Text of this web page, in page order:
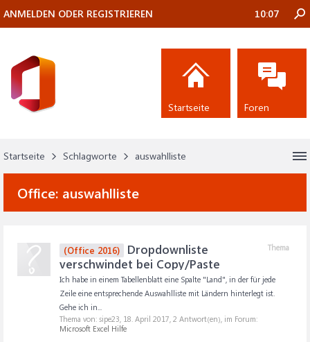
Startseite Schlagworte auswahlliste
Office: auswahlliste
Thema
(Office 2016)
Dropdownliste
verschwindet bei Copy/Paste
Ich habe in einem Tabellenblatt eine Spalte "Land", in der für jede
Zeile eine entsprechende Auswahlliste mit Ländern hinterlegt ist.
Gehe ich in...
Thema von: sipe23, 18. April 2017, 2 Antwort(en), im Forum:
Microsoft Excel Hilfe
ANMELDEN ODER REGISTRIEREN 10:07
Startseite Foren